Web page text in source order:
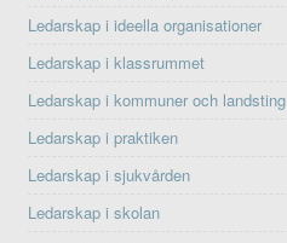
Ledarskap i ideella organisationer
Ledarskap i klassrummet
Ledarskap i kommuner och landsting
Ledarskap i praktiken
Ledarskap i sjukvården
Ledarskap i skolan